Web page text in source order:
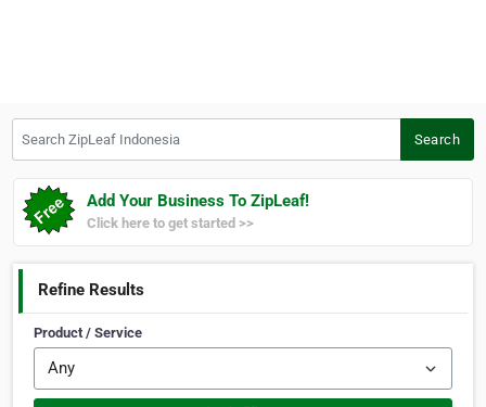
Search
Add Your Business To ZipLeaf!
Click here to get started >>
Refine Results
Product / Service